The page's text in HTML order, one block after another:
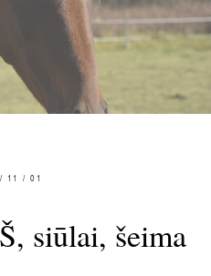
11 / 01
siūlai, šeima